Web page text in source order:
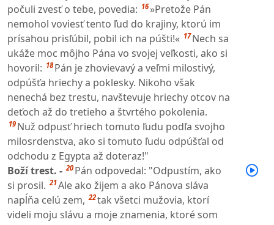
počuli zvesť o tebe, povedia: 16 »Pretože Pán
nemohol voviesť tento ľud do krajiny, ktorú im
prísahou prisľúbil, pobil ich na púšti!« 17 Nech sa
ukáže moc môjho Pána vo svojej veľkosti, ako si
hovoril: 18 Pán je zhovievavý a veľmi milostivý,
odpúšťa hriechy a poklesky. Nikoho však
nenechá bez trestu, navštevuje hriechy otcov na
deťoch až do tretieho a štvrtého pokolenia.
19 Nuž odpusť hriech tomuto ľudu podľa svojho
milosrdenstva, ako si tomuto ľudu odpúšťal od
odchodu z Egypta až doteraz!"
Boží trest. - 20 Pán odpovedal: "Odpustím, ako
si prosil. 21Ale ako žijem a ako Pánova sláva
napĺňa celú zem, 22tak všetci mužovia, ktorí
videli moju slávu a moje znamenia, ktoré som